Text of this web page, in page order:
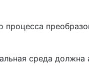
процесса
среда должна